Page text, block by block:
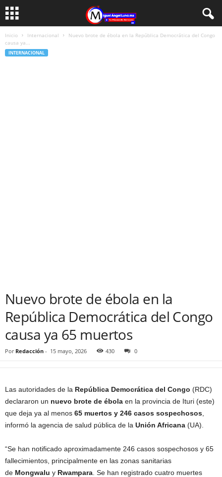
Inicio Internacional
Nuevo brote de ébola en la República Democrática del Congo
causa ya...
INTERNACIONAL
Nuevo brote de ébola en la
República Democrática del Congo
causa ya 65 muertos
Por Redacción - 15 mayo, 2026 430 0
Las autoridades de la República Democrática del Congo (RDC)
declararon un nuevo brote de ébola en la provincia de Ituri (este)
que deja ya al menos 65 muertos y 246 casos sospechosos
informó la agencia de salud pública de la Unión Africana (UA).
“Se han notificado aproximadamente 246 casos sospechosos y 65
fallecimientos, principalmente en las zonas sanitarias
de Mongwalu y Rwampara . Se han registrado cuatro muertes